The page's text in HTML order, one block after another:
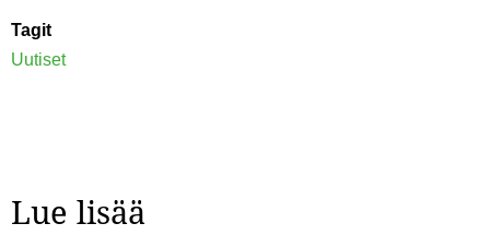
Tagit
Uutiset
Lue lisää